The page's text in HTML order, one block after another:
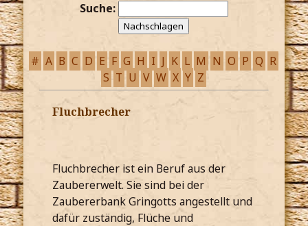
Suche:
# A B C D E F G H I J K L M N O P Q R
S T U V W X Y Z
Fluchbrecher
Fluchbrecher ist ein Beruf aus der
Zaubererwelt. Sie sind bei der
Zaubererbank Gringotts angestellt und
dafür zuständig, Flüche und